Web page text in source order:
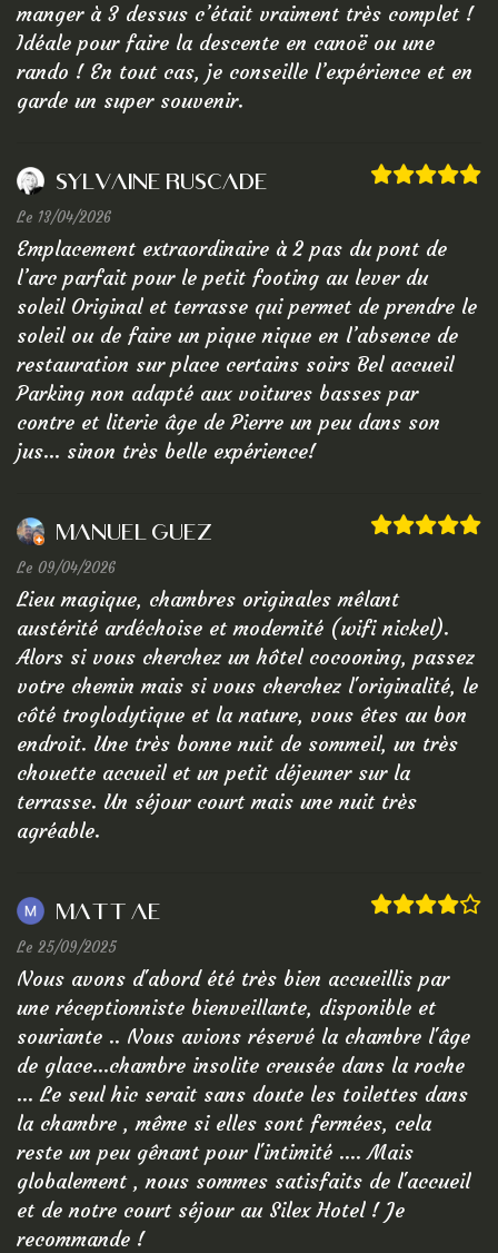
Tarifs
Contact
manger à 3 dessus c’était vraiment très complet !
Idéale pour faire la descente en canoë ou une
rando ! En tout cas, je conseille l’expérience et en
garde un super souvenir.
Sylvaine Ruscade
Le 13/04/2026
Emplacement extraordinaire à 2 pas du pont de
l’arc parfait pour le petit footing au lever du
soleil Original et terrasse qui permet de prendre le
soleil ou de faire un pique nique en l’absence de
restauration sur place certains soirs Bel accueil
Parking non adapté aux voitures basses par
contre et literie âge de Pierre un peu dans son
jus… sinon très belle expérience!
Manuel Guez
Le 09/04/2026
Lieu magique, chambres originales mêlant
austérité ardéchoise et modernité (wifi nickel).
Alors si vous cherchez un hôtel cocooning, passez
votre chemin mais si vous cherchez l'originalité, le
côté troglodytique et la nature, vous êtes au bon
endroit. Une très bonne nuit de sommeil, un très
chouette accueil et un petit déjeuner sur la
terrasse. Un séjour court mais une nuit très
agréable.
Matt Ae
Le 25/09/2025
Nous avons d'abord été très bien accueillis par
une réceptionniste bienveillante, disponible et
souriante .. Nous avions réservé la chambre l'âge
de glace...chambre insolite creusée dans la roche
... Le seul hic serait sans doute les toilettes dans
la chambre , même si elles sont fermées, cela
reste un peu gênant pour l'intimité .... Mais
globalement , nous sommes satisfaits de l'accueil
et de notre court séjour au Silex Hotel ! Je
recommande !